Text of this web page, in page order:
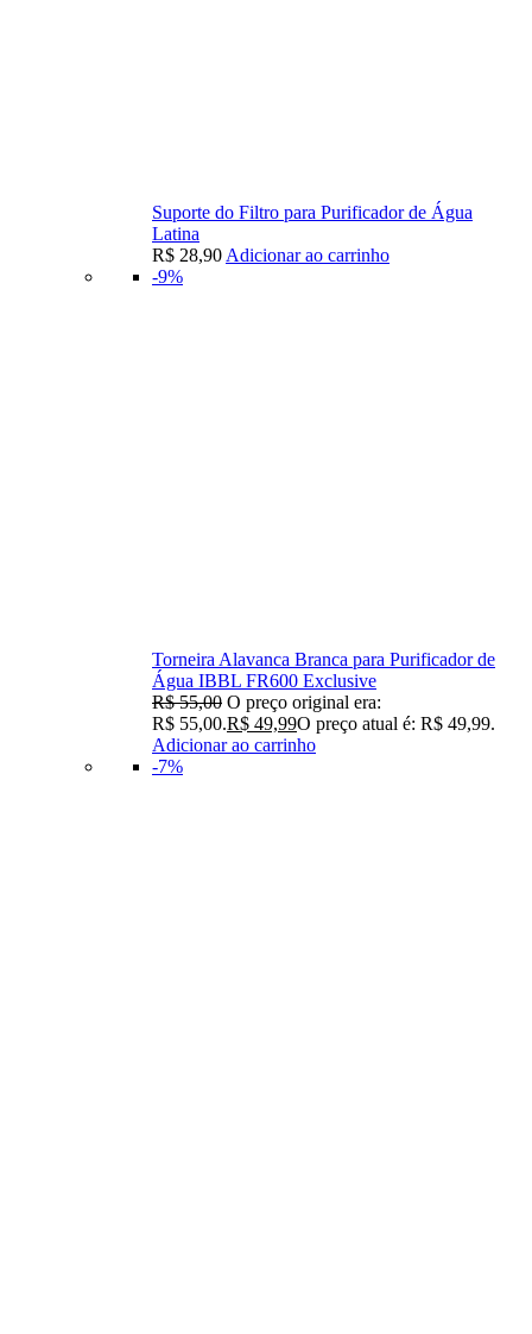
Suporte do Filtro para Purificador de Água
Latina
R$ 28,90 Adicionar ao carrinho
-9%
Torneira Alavanca Branca para Purificador de
Água IBBL FR600 Exclusive
R$55,00 O preço original era:
R$ 55,00.R$ 49,99O preço atual é: R$ 49,99.
Adicionar ao carrinho
-7%